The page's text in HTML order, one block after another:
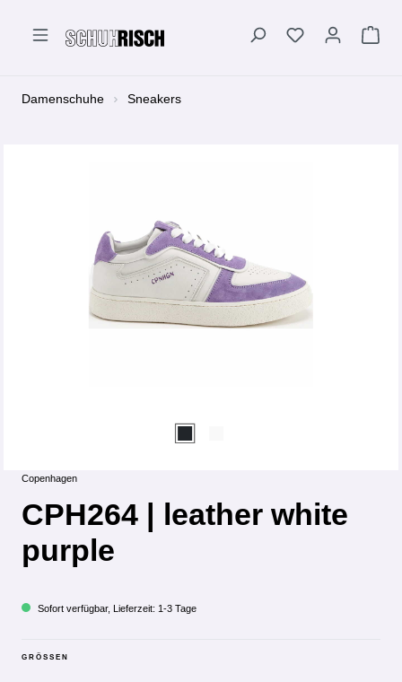
Damenschuhe Sneakers
Copenhagen
CPH264 | leather white
purple
Sofort verfügbar, Lieferzeit: 1-3 Tage
GRÖSSEN